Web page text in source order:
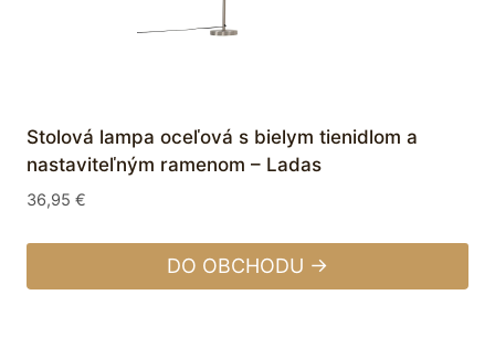
Stolová lampa oceľová s bielym tienidlom a
nastaviteľným ramenom – Ladas
36,95 €
DO OBCHODU →